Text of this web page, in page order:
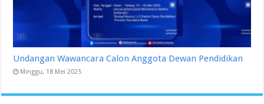
Undangan Wawancara Calon Anggota Dewan Pendidikan
Minggu, 18 Mei 2025